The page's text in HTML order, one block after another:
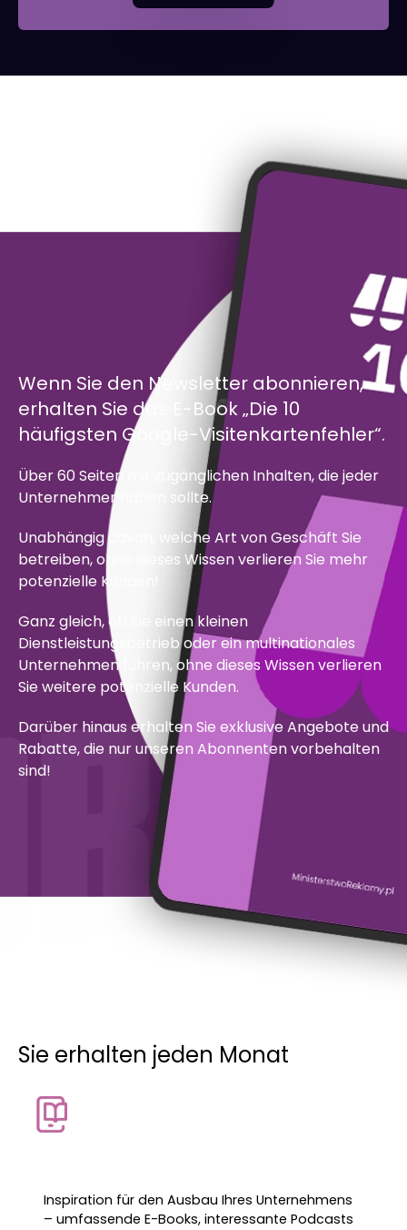
Wenn Sie den Newsletter abonnieren,
erhalten Sie das E-Book „Die 10
häufigsten Google-Visitenkartenfehler“.
Über 60 Seiten mit zugänglichen Inhalten, die jeder
Unternehmer haben sollte.
Unabhängig davon, welche Art von Geschäft Sie
betreiben, ohne dieses Wissen verlieren Sie mehr
potenzielle Kunden!
Ganz gleich, ob Sie einen kleinen
Dienstleistungsbetrieb oder ein multinationales
Unternehmen führen, ohne dieses Wissen verlieren
Sie weitere potenzielle Kunden.
Darüber hinaus erhalten Sie exklusive Angebote und
Rabatte, die nur unseren Abonnenten vorbehalten
sind!
Sie erhalten jeden Monat
Inspiration für den Ausbau Ihres Unternehmens
– umfassende E-Books, interessante Podcasts